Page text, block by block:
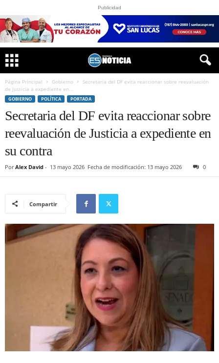
Publicidad
Página Principal Gobierno
Secretaria del DF evita reaccionar sobre reevaluación
de Justicia a expediente en...
GOBIERNO POLÍTICA PORTADA
Secretaria del DF evita reaccionar sobre
reevaluación de Justicia a expediente en
su contra
Por Alex David - 13 mayo 2026 Fecha de modificación: 13 mayo 2026 0
Compartir